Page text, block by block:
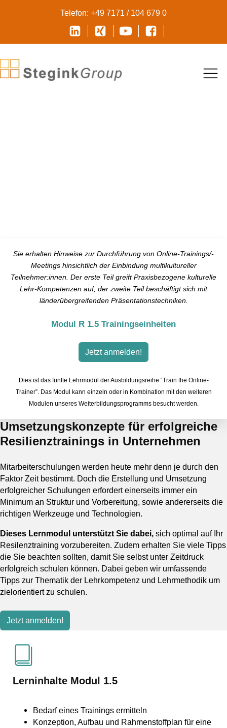
Telefon: +49 7171 / 104 679 0
Sie erhalten Hinweise zur Durchführung von Online-Trainings/-
Meetings hinsichtlich der Einbindung multikultureller
Teilnehmer:innen. Der erste Teil greift Praxisbezogene kulturelle
Lehr-Kompetenzen auf, der zweite Teil beschäftigt sich mit
länderübergreifenden Präsentationstechniken.
Modul R 1.5 Trainingseinheiten
Jetzt anmelden!
Dies ist das fünfte Lehrmodul der Ausbildungsreihe “Train the Online-
Trainer”. Das Modul kann einzeln oder in Kombination mit den weiteren
Modulen unseres Weiterbildungsprogramms besucht werden.
Umsetzungskonzepte für erfolgreiche
Resilienztrainings in Unternehmen
Mitarbeiterschulungen werden heute mehr denn je durch den
Faktor Zeit bestimmt. Doch die Erstellung und Umsetzung
erfolgreicher Schulungen erfordert einerseits immer ein
Minimum an Struktur und Vorbereitung, sowie andererseits die
richtigen Werkzeuge und Technologien.
Dieses Lernmodul unterstützt Sie dabei, sich optimal auf Ihr
Resilenztraining vorzubereiten. Zudem erhalten Sie viele Tipps
die Sie beachten sollten, damit Sie selbst unter Zeitdruck
erfolgreich schulen können. Dabei geben wir umfassende
Tipps zur Thematik der Lehrkompetenz und Lehrmethodik um
zielorientiert zu schulen.
Jetzt anmelden!
Lerninhalte Modul 1.5
Bedarf eines Trainings ermitteln
Konzeption, Aufbau und Rahmenstoffplan für eine